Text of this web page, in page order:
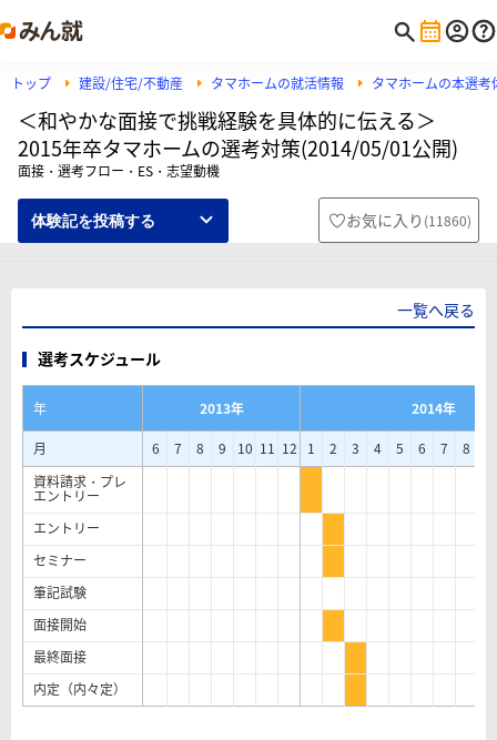
トップ 建設/住宅/不動産 タマホームの就活情報 タマホームの本選考
＜和やかな面接で挑戦経験を具体的に伝える＞
2015年卒タマホームの選考対策(2014/05/01公開)
面接・選考フロー・ES・志望動機
体験記を投稿する お気に入り (11860)
一覧へ戻る
選考スケジュール
年 2013年
2014年
月
6 7 8 9 10 11 12 1 2 3 4 5 6 7 8
資料請求・プレ
エントリー
エントリー
セミナー
筆記試験
面接開始
最終面接
内定（内々定）